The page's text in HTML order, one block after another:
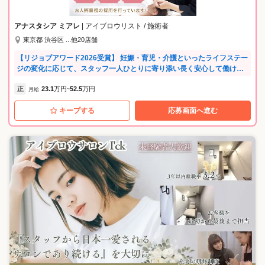
アナスタシア ミアレ | アイブロウリスト / 施術者
東京都 渋谷区 ...他20店舗
【リジョブアワード2026受賞】 妊娠・育児・介護といったライフステー
ジの変化に応じて、スタッフ一人ひとりに寄り添い長く安心して働ける
マン施術 ✅残業1日平均6分！ ✅大手美容メーカーの正社員◎コスメの社
割も充実 ＼先輩たちに入社理由をせきららインタビュー！／ ━━━━━
━━━━━━━━━ 美容師を挫折して… Hさん（24歳／女性／元美容師
アシスタント） ━━━━━━━━━━━━━━ 早朝・深夜レッスンや休
【安定したお給料・お休み】が転職先を選ぶ大きなポイントでした。 ✅
アナスタシア ミアレを選んだ理由 ・毎月安定した収入があることと、残
業がほとんどないところ。 言葉使い・身だしなみ・所作などにも気を
使えるようになって、前よりも自分を好きになりました。 ━━━━━━
━━━━━━━━ もともとはお客さんでした Aさん（25歳／女性／美容
専門学校卒） ━━━━━━━━━━━━━━ 皮膚が弱く水仕事で手荒れ
をしてしまい、美容師の仕事を断念。 美容師免許を活かせる仕事を探し
ている中で 眉は顔の印象を決める重要なパーツだと知り、 アイブロウへ
の興味が湧きました！ ✅アナスタシア ミアレを選んだ理由 ・アナスタシ
ア ミアレをお客として利用し、親切で丁寧な接客や仕上がりに感動…。
・自分と同じ感動をお客様に体験してもらいたいと思った。 ━━━━━
━━━━━━━━━ 気持ちの余裕を大切にしたいから！ Kさん（30歳
正 月給 23.1万円~52.5万円
キープする 応募画面へ進む